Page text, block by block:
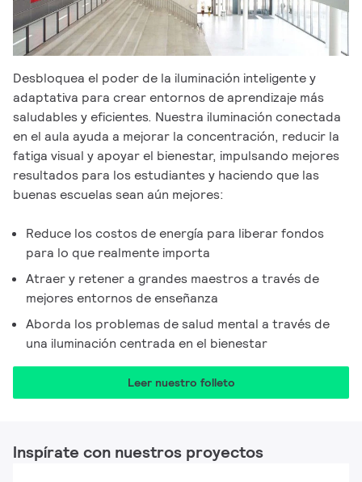
Desbloquea el poder de la iluminación inteligente y
adaptativa para crear entornos de aprendizaje más
saludables y eficientes. Nuestra iluminación conectada
en el aula ayuda a mejorar la concentración, reducir la
fatiga visual y apoyar el bienestar, impulsando mejores
resultados para los estudiantes y haciendo que las
buenas escuelas sean aún mejores:
Reduce los costos de energía para liberar fondos
para lo que realmente importa
Atraer y retener a grandes maestros a través de
mejores entornos de enseñanza
Aborda los problemas de salud mental a través de
una iluminación centrada en el bienestar
Leer nuestro folleto
Inspírate con nuestros proyectos